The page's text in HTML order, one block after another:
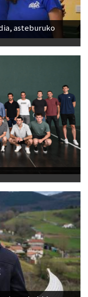
asteburuko